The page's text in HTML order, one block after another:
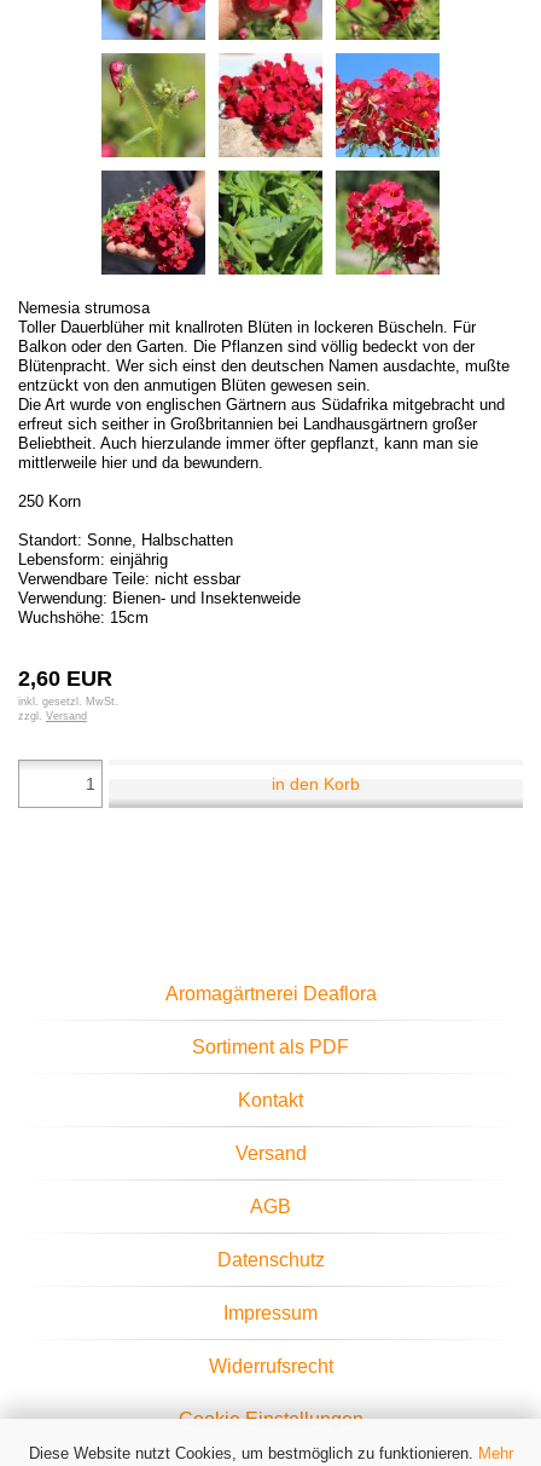
Diese Website nutzt Cookies, um bestmöglich zu funktionieren. Mehr
Nemesia strumosa
Toller Dauerblüher mit knallroten Blüten in lockeren Büscheln. Für
Balkon oder den Garten. Die Pflanzen sind völlig bedeckt von der
Blütenpracht. Wer sich einst den deutschen Namen ausdachte, mußte
entzückt von den anmutigen Blüten gewesen sein.
Die Art wurde von englischen Gärtnern aus Südafrika mitgebracht und
erfreut sich seither in Großbritannien bei Landhausgärtnern großer
Beliebtheit. Auch hierzulande immer öfter gepflanzt, kann man sie
mittlerweile hier und da bewundern.
250 Korn
Standort: Sonne, Halbschatten
Lebensform: einjährig
Verwendbare Teile: nicht essbar
Verwendung: Bienen- und Insektenweide
Wuchshöhe: 15cm
2,60 EUR
inkl. gesetzl. MwSt.
zzgl. Versand
in den Korb
Aromagärtnerei Deaflora
Sortiment als PDF
Kontakt
Versand
AGB
Datenschutz
Impressum
Widerrufsrecht
Cookie Einstellungen